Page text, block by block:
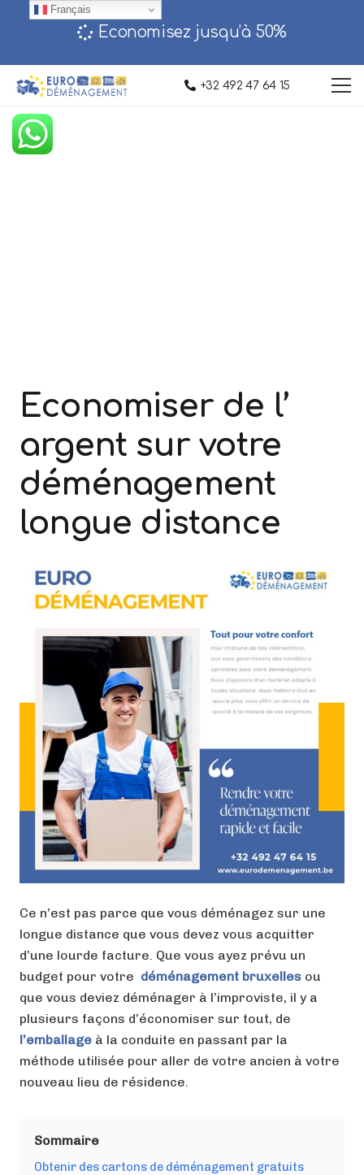
Economisez jusqu’à 50%‎
+32 492 47 64 15
Economiser de l’
argent sur votre
déménagement
longue distance
Ce n’est pas parce que vous déménagez sur une
longue distance que vous devez vous acquitter
d’une lourde facture. Que vous ayez prévu un
budget pour votre déménagement bruxelles ou
que vous deviez déménager à l’improviste, il y a
plusieurs façons d’économiser sur tout, de
l’emballage à la conduite en passant par la
méthode utilisée pour aller de votre ancien à votre
nouveau lieu de résidence.
Sommaire
Obtenir des cartons de déménagement gratuits
Français